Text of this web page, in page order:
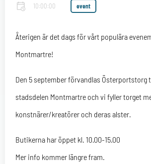
10:00:00 event
Återigen är det dags för vårt populära
Montmartre!
Den 5 september förvandlas Österportstorg
stadsdelen Montmartre och vi fyller torget
konstnärer/kreatörer och deras alster.
Butikerna har öppet kl. 10.00-15.00
Mer info kommer längre fram.